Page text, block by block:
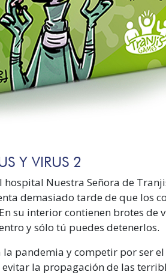
Y VIRUS 2
hospital Nuestra Señora de
demasiado tarde de que los
su interior contienen brotes de
y sólo tú puedes detenerlos.
pandemia y competir por ser
la propagación de las